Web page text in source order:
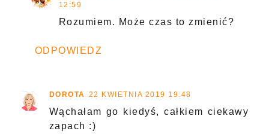
12:59
Rozumiem. Może czas to zmienić?
ODPOWIEDZ
DOROTA 22 KWIETNIA 2019 19:48
Wąchałam go kiedyś, całkiem ciekawy
zapach :)